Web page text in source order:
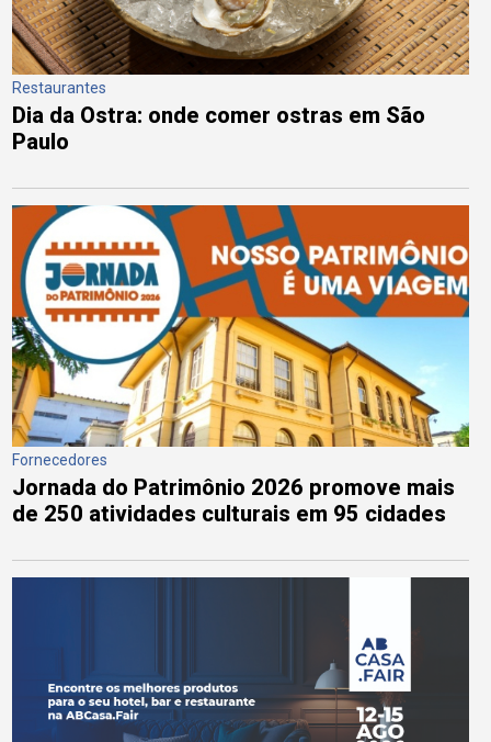
Restaurantes
Dia da Ostra: onde comer ostras em São
Paulo
Fornecedores
Jornada do Patrimônio 2026 promove mais
de 250 atividades culturais em 95 cidades